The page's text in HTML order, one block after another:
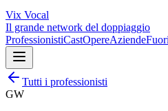
Vix Vocal
Il grande network del doppiaggio
ProfessionistiCastOpereAziende
Tutti i professionisti
GW